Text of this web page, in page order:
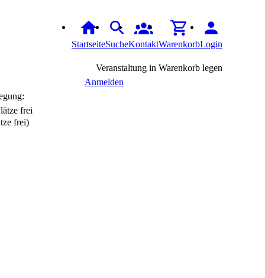
StartseiteSucheKontaktWarenkorbLogin
Veranstaltung in Warenkorb legen
Anmelden
frei)